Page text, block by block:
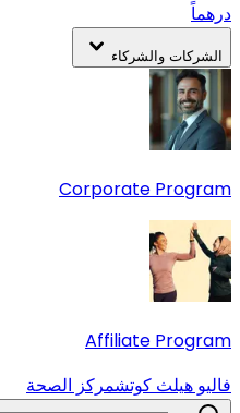
درهماً
الشركات والشركاء
Corporate Program
Affiliate Program
فاليو هيلث كوتشمركز الصحة